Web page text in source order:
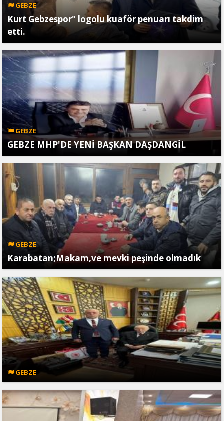
GEBZE
Kurt Gebzespor" logolu kuaför penuarı takdim
etti.
GEBZE
GEBZE MHP'DE YENİ BAŞKAN DAŞDANGİL
GEBZE
Karabatan;Makam,ve mevki peşinde olmadık
GEBZE